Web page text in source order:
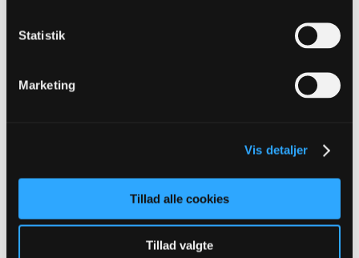
Statistik
Marketing
Vis detaljer
Tillad alle cookies
Tillad valgte